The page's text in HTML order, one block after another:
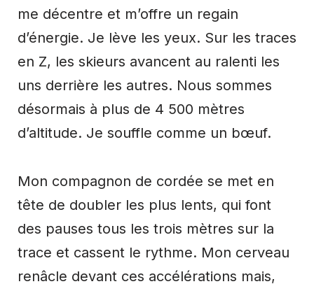
me décentre et m’offre un regain
d’énergie. Je lève les yeux. Sur les traces
en Z, les skieurs avancent au ralenti les
uns derrière les autres. Nous sommes
désormais à plus de 4 500 mètres
d’altitude. Je souffle comme un bœuf.
Mon compagnon de cordée se met en
tête de doubler les plus lents, qui font
des pauses tous les trois mètres sur la
trace et cassent le rythme. Mon cerveau
renâcle devant ces accélérations mais,